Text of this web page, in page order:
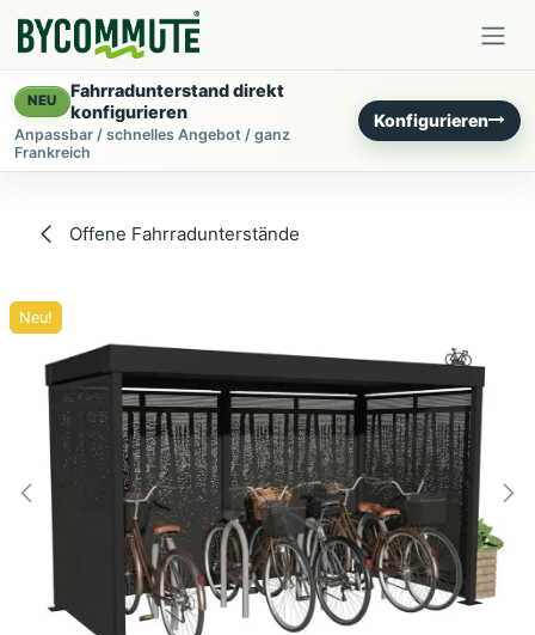
NEU
Fahrradunterstand direkt
konfigurieren
Anpassbar / schnelles Angebot / ganz
Frankreich
Konfigurieren
Offene Fahrradunterstände
Neu!
Neu!